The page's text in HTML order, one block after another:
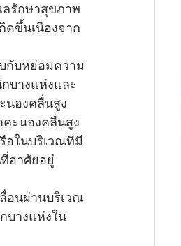
รักษาสุขภาพ
ดขึ้นเนื่องจาก
กับหย่อมความ
บางแห่งและ
นองคลื่นสูง
ะนองคลื่นสูง
อในบริเวณที่มี
อาศัยอยู่
อนผ่านบริเวณ
บางแห่งใน